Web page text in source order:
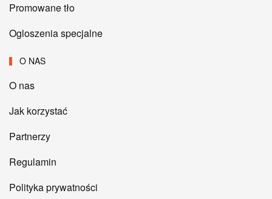
Promowane tło
Ogloszenia specjalne
O NAS
O nas
Jak korzystać
Partnerzy
Regulamin
Polityka prywatności